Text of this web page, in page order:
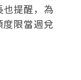
也提醒，為
限當週兌